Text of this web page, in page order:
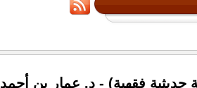
حديثية فقهية) - د. عمار بن أحمد